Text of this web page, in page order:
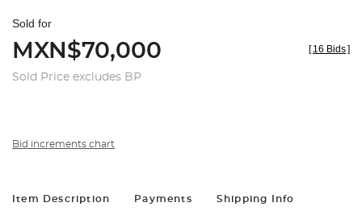
Sold for
MXN$70,000
Sold Price excludes BP
[ 16 Bids]
Bid increments chart
Item Description Payments Shipping Info